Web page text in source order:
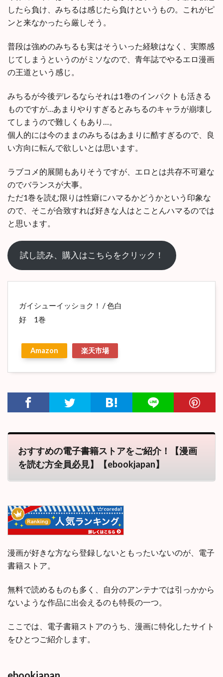
したら負け、みちるは感じたら負けというもの。これがピ
ンと来なかったら厳しそう。
普段は強めのみちるも実はそういった経験はなく、実際感
じてしまうというのがミソなので、青年誌でやるエロ漫画
の王道という感じ。
みちるが今後デレるならそれは1巻のインパクトも活きる
ものですが…あまりやりすぎるとみちるのキャラが崩壊し
てしまうので難しくもあり…。
個人的には今のままのみちるはあまりに酷すぎるので、良
い方向に転んで欲しいとは思います。
ラブコメ的展開もありそうですが、エロとは共存不可避な
のでバランスが大事。
ただ1巻を読む限りは性癖にハマるかどうかという印象な
ので、そこが合致すれば好きな人はとことんハマるのでは
と思います。
試し読み、購入はこちらをクリック！
ガイシューイッショク！ / 色白
好 1巻
Amazon 楽天市場
おすすめの電子書籍ストアをご紹介！【漫画
を読む方全員必見】【ebookjapan】
漫画が好きな方なら登録しないともったいないのが、電子
書籍ストア。
無料で読めるものも多く、自分のアンテナでは引っかから
ないような作品に出会えるのも特長の一つ。
ここでは、電子書籍ストアのうち、漫画に特化したサイト
をひとつご紹介します。